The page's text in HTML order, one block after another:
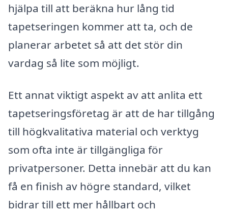
hjälpa till att beräkna hur lång tid
tapetseringen kommer att ta, och de
planerar arbetet så att det stör din
vardag så lite som möjligt.
Ett annat viktigt aspekt av att anlita ett
tapetseringsföretag är att de har tillgång
till högkvalitativa material och verktyg
som ofta inte är tillgängliga för
privatpersoner. Detta innebär att du kan
få en finish av högre standard, vilket
bidrar till ett mer hållbart och